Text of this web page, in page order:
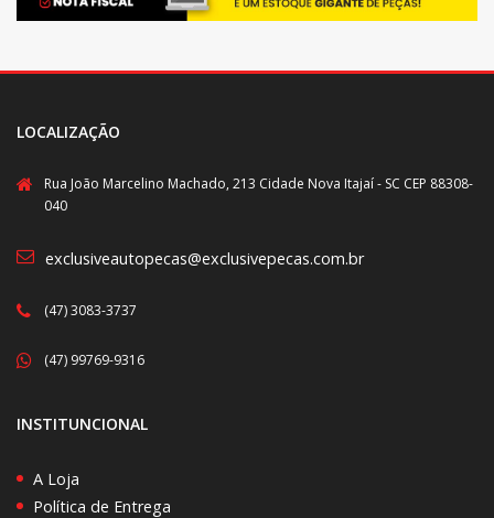
LOCALIZAÇÃO
Rua João Marcelino Machado, 213 Cidade Nova Itajaí - SC CEP 88308-
040
exclusiveautopecas@exclusivepecas.com.br
(47) 3083-3737
(47) 99769-9316
INSTITUNCIONAL
A Loja
Política de Entrega